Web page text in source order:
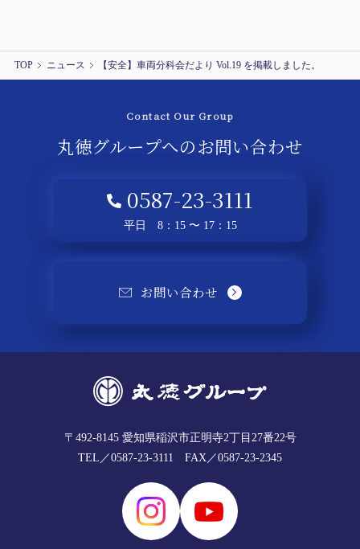
TOP ニュース 【安全】車両分科会だより Vol.19 を掲載しました。
Contact Our Group
丸徳グループへのお問い合わせ
0587-23-3111
平日 8：15 〜 17：15
お問い合わせ
〒492-8145 愛知県稲沢市正明寺2丁目27番22号
TEL／0587-23-3111 FAX／0587-23-2345